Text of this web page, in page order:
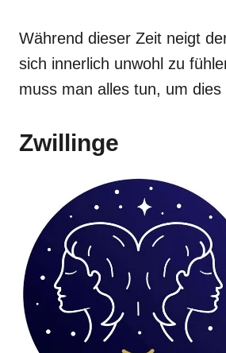
Während dieser Zeit neigt
sich innerlich unwohl zu
muss man alles tun, um dies
Zwillinge